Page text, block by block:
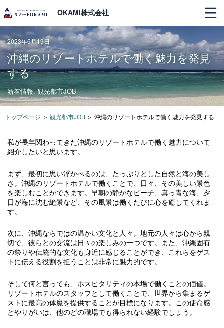
OKAMI株式会社
2023年6月19日
沖縄のリゾートホテルで働く魅力を発見
する
新着情報,観光都市JOB
トップページ ＞ 観光都市JOB ＞ 沖縄のリゾートホテルで働く魅力を発見する
私が長年関わってきた沖縄のリゾートホテルで働く魅力について
紹介したいと思います。
まず、最初に思い浮かべるのは、たっぷりとした自然と海の美し
さ。沖縄のリゾートホテルで働くことで、日々、その美しい景色
を楽しむことができます。早朝の静かなビーチ、真っ青な海、夕
日が海に沈む絶景など、その風景は働くたびに心を癒してくれま
す。
次に、沖縄ならではの温かい文化と人々。地元の人々は心から親
切で、彼らとの交流は日々の楽しみの一つです。また、沖縄固有
の祭りや伝統的な文化も身近に感じることができ、これらをゲス
トに伝える役割を担うことは非常に魅力的です。
そして何と言っても、ホスピタリティの本場で働くことの価値。
リゾートホテルのスタッフとして働くことで、世界から集まるゲ
ストに最高の体魔を提供することが目標になります。この使命感
とやりがいは、他のどの職場でも得られない経験でしょう。